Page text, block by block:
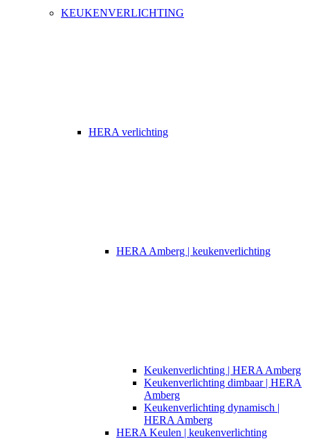
KEUKENVERLICHTING
HERA verlichting
HERA Amberg | keukenverlichting
Keukenverlichting | HERA Amberg
Keukenverlichting dimbaar | HERA
Amberg
Keukenverlichting dynamisch |
HERA Amberg
HERA Keulen | keukenverlichting